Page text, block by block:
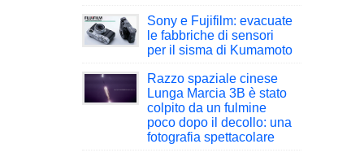
Sony e Fujifilm: evacuate
le fabbriche di sensori
per il sisma di Kumamoto
Razzo spaziale cinese
Lunga Marcia 3B è stato
colpito da un fulmine
poco dopo il decollo: una
fotografia spettacolare